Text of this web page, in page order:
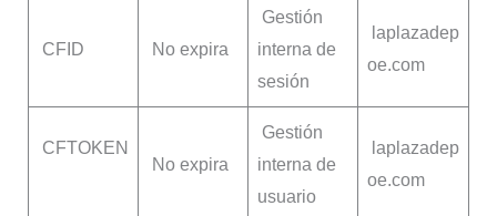
CFID No expira
Gestión
interna de
sesión
laplazadep
oe.com
CFTOKEN
No expira
Gestión
interna de
usuario
laplazadep
oe.com